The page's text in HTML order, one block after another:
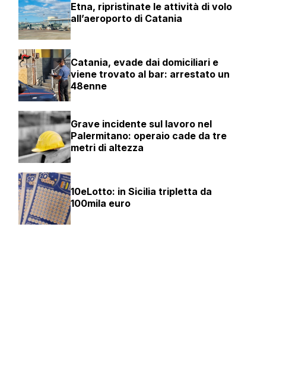
Etna, ripristinate le attività di volo
all’aeroporto di Catania
Catania, evade dai domiciliari e
viene trovato al bar: arrestato un
48enne
Grave incidente sul lavoro nel
Palermitano: operaio cade da tre
metri di altezza
10eLotto: in Sicilia tripletta da
100mila euro